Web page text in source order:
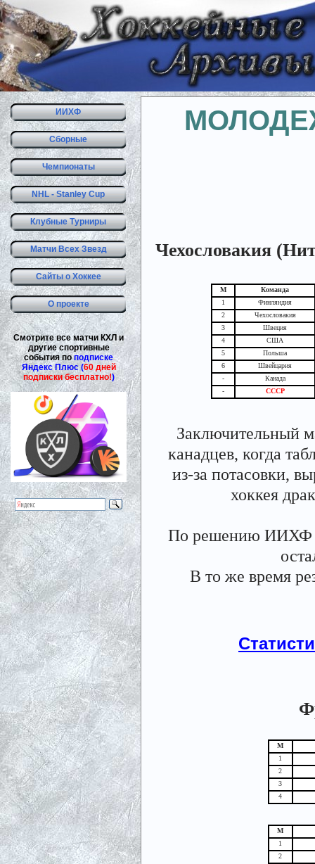
ИИХФ
Сборные
Чемпионаты
NHL - Stanley Cup
Клубные Турниры
Матчи Всех Звезд
Сайты о Хоккее
О проекте
Смотрите все матчи КХЛ и
другие спортивные
события поподписке
Яндекс Плюс (60 дней
подписки бесплатно!)
Чехословакия
М
Команда
1
Финляндия
2
Чехословакия
3
Швеция
4
США
5
Польша
6
Швейцария
-
Канада
-
СССР
Заключительный
канадцев, когда
из-за потасовки,
хоккея
По решению ИИХФ
В то же время
М
1
2
3
4
М
1
2